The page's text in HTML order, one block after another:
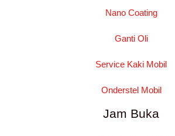
Nano Coating
Ganti Oli
Service Kaki Mobil
Onderstel Mobil
Jam Buka